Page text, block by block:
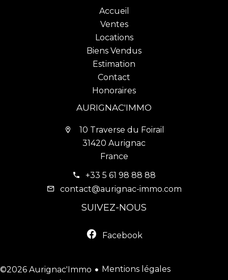
Accueil
Ventes
Locations
Biens Vendus
Estimation
Contact
Honoraires
AURIGNAC'IMMO
10 Traverse du Foirail
31420 Aurignac
France
+33 5 61 98 88 88
contact@aurignac-immo.com
SUIVEZ-NOUS
Facebook
©2026 Aurignac'Immo
Mentions légales